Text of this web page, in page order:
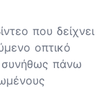
που δείχνει
οπτικό
συνήθως πάνω